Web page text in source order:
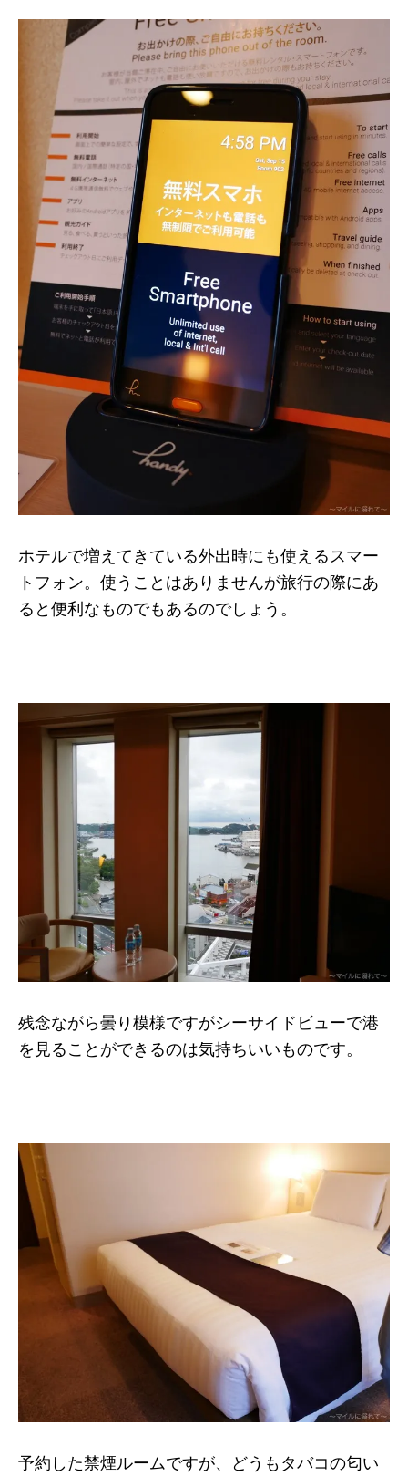
ホテルで増えてきている外出時にも使えるスマー
トフォン。使うことはありませんが旅行の際にあ
ると便利なものでもあるのでしょう。
残念ながら曇り模様ですがシーサイドビューで港
を見ることができるのは気持ちいいものです。
予約した禁煙ルームですが、どうもタバコの匂い